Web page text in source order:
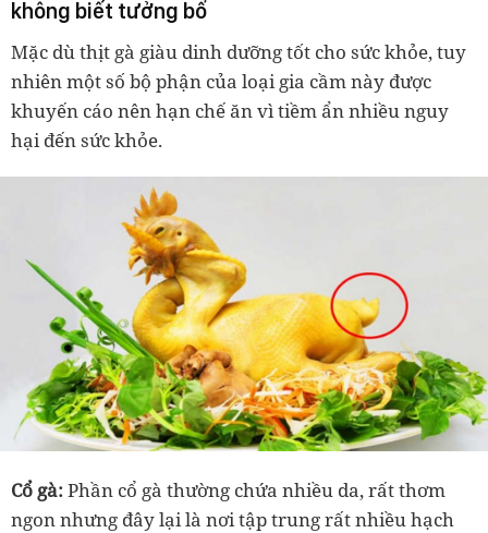
không biết tưởng bổ
Mặc dù thịt gà giàu dinh dưỡng tốt cho sức khỏe, tuy
nhiên một số bộ phận của loại gia cầm này được
khuyến cáo nên hạn chế ăn vì tiềm ẩn nhiều nguy
hại đến sức khỏe.
Cổ gà:Phần cổ gà thường chứa nhiều da, rất thơm
ngon nhưng đây lại là nơi tập trung rất nhiều hạch